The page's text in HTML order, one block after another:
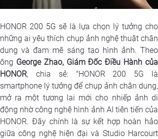
HONOR 200 5G sẽ là lựa chọn lý tưởng cho
những ai yêu thích chụp ảnh nghệ thuật chân
dung và đam mê sáng tạo hình ảnh. Theo
ông George Zhao, Giám Đốc Điều Hành của
HONOR, chia sẻ: "HONOR 200 5G là
smartphone lý tưởng để chụp ảnh chân dung,
mở ra một tương lai mới cho nhiếp ảnh di
động nhờ công nghệ hình ảnh AI tiên tiến của
HONOR. Đây chính là sự kết hợp hoàn hảo
giữa công nghệ hiện đại và Studio Harcourt